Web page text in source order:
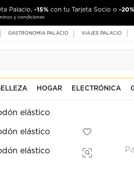
Palacio, -15% con tu Tarjeta Socio o -20%
y condiciones
GASTRONOMÍA PALACIO VIAJES PALACIO
HOGAR ELECTRÓNICA